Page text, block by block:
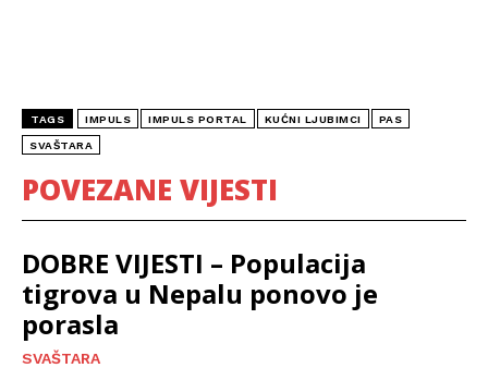
TAGS IMPULS IMPULS PORTAL KUĆNI LJUBIMCI PAS
SVAŠTARA
POVEZANE VIJESTI
DOBRE VIJESTI – Populacija
tigrova u Nepalu ponovo je
porasla
SVAŠTARA